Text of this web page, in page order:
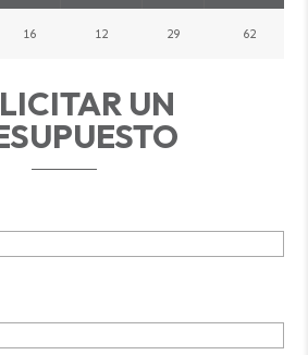
16 12 29 62
UN